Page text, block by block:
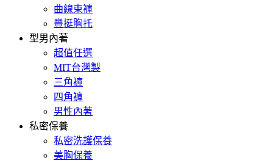
曲線束褲
豐挺胸托
型男內著
超值任選
MIT台灣製
三角褲
四角褲
男性內著
私密保養
私密洗護保養
美胸保養